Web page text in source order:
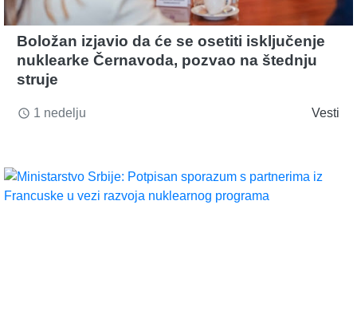
Boložan izjavio da će se osetiti isključenje
nuklearke Černavoda, pozvao na štednju
struje
access_time 1 nedelju Vesti